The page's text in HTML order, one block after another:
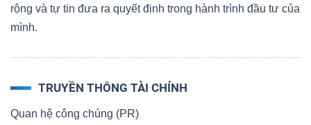
rộng và tự tin đưa ra quyết định trong hành trình đầu tư của
mình.
TRUYỀN THÔNG TÀI CHÍNH
Quan hệ công chúng (PR)